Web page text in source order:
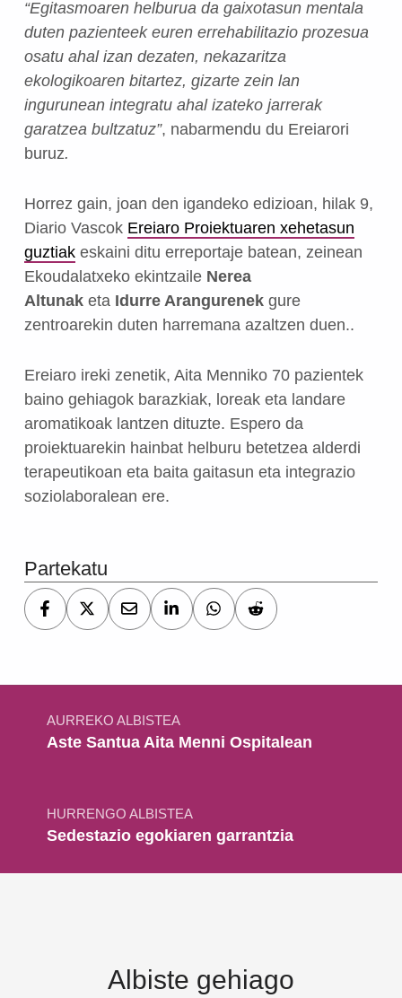
“Egitasmoaren helburua da gaixotasun mentala
duten pazienteek euren errehabilitazio prozesua
osatu ahal izan dezaten, nekazaritza
ekologikoaren bitartez, gizarte zein lan
ingurunean integratu ahal izateko jarrerak
garatzea bultzatuz”, nabarmendu du Ereiarori
buruz.
Horrez gain, joan den igandeko edizioan, hilak 9,
Diario Vascok Ereiaro Proiektuaren xehetasun
guztiakeskaini ditu erreportaje batean, zeinean
Ekoudalatxeko ekintzaile Nerea
Altunaketa Idurre Arangurenekgure
zentroarekin duten harremana azaltzen duen..
Ereiaro ireki zenetik, Aita Menniko 70 pazientek
baino gehiagok barazkiak, loreak eta landare
aromatikoak lantzen dituzte. Espero da
proiektuarekin hainbat helburu betetzea alderdi
terapeutikoan eta baita gaitasun eta integrazio
soziolaboralean ere.
Partekatu
Bidalketetan zehar nabigatu
AURREKO ALBISTEA
Aste Santua Aita Menni Ospitalean
HURRENGO ALBISTEA
Sedestazio egokiaren garrantzia
Albiste gehiago